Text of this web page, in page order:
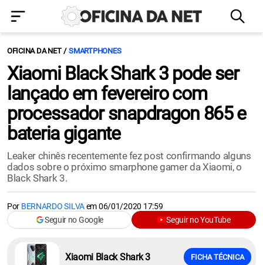
OFICINA DA NET SMARTPHONES
Xiaomi Black Shark 3 pode ser
lançado em fevereiro com
processador snapdragon 865 e
bateria gigante
Leaker chinês recentemente fez post confirmando alguns
dados sobre o próximo smarphone gamer da Xiaomi, o
Black Shark 3.
Por BERNARDO SILVAem06/01/2020 17:59
Seguir no Google
Seguir no YouTube
Xiaomi Black Shark 3 FICHA TÉCNICA